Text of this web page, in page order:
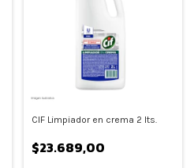
CIF Limpiador en crema 2 lts.
$23.689,00